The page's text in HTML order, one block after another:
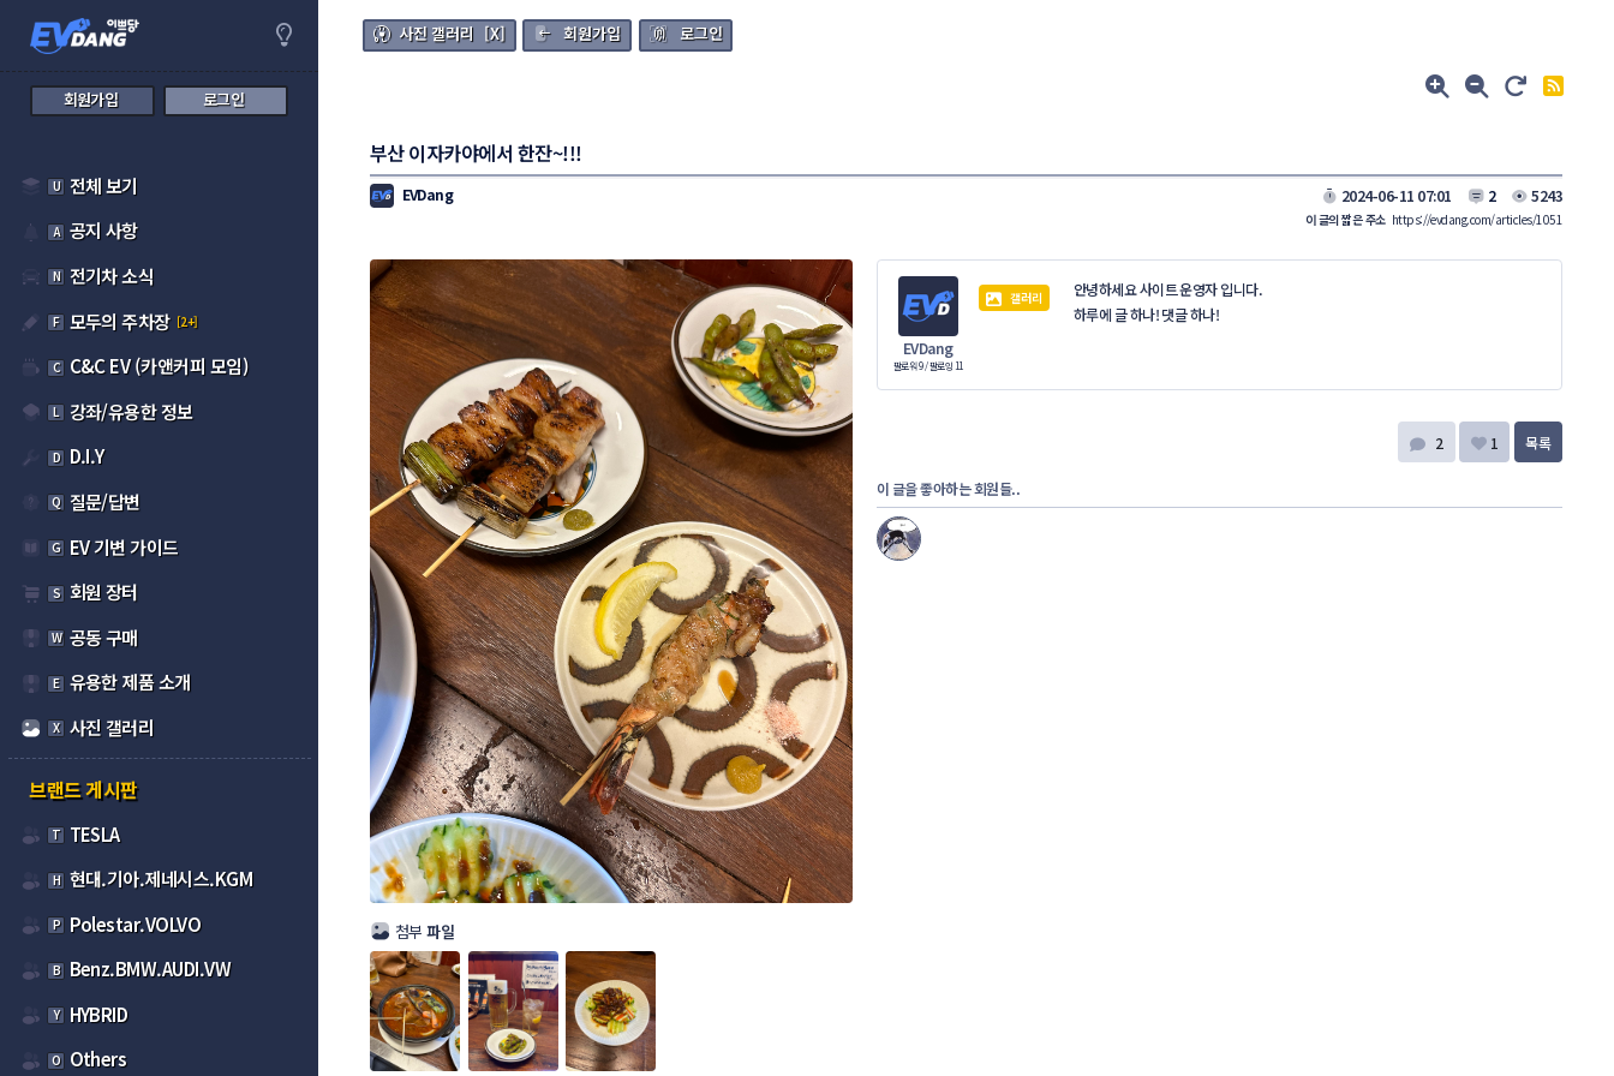
회원가입 로그인
U 전체 보기
A 공지 사항
N 전기차 소식
F 모두의 주차장[2+]
C C&C EV (카앤커피 모임)
L 강좌/유용한 정보
D D.I.Y
Q 질문/답변
G EV 기변 가이드
S 회원 장터
W 공동 구매
E 유용한 제품 소개
X 사진 갤러리
브랜드 게시판
T TESLA
H 현대.기아.제네시스.KGM
P Polestar.VOLVO
B Benz.BMW.AUDI.VW
Y HYBRID
O Others
사진 갤러리 [X] 회원가입 로그인
부산 이자카야에서 한잔~!!!
EVDang 2024-06-11 07:01 2 5243
이 글의 짧은 주소 https://evdang.com/articles/1051
EVDang
팔로워 9/팔로잉 11
갤러리
안녕하세요 사이트 운영자 입니다.
하루에 글 하나! 댓글 하나!
2 1 목록
이 글을 좋아하는 회원들..
첨부파일